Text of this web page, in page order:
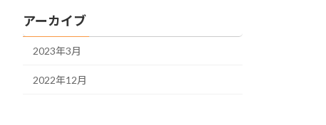
アーカイブ
2023年3月
2022年12月